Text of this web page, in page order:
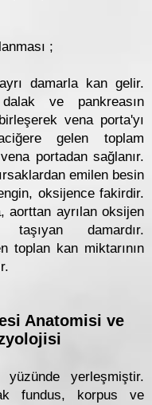
;
damarla kan gelir.
dalak ve pankreasın
vena porta'yı
gelen toplam
portadan sağlanır.
emilen besin
oksijence fakirdir.
aorttan ayrılan oksijen
damardır.
toplan kan miktarının
Anatomisi ve
yerleşmiştir.
fundus, korpus ve